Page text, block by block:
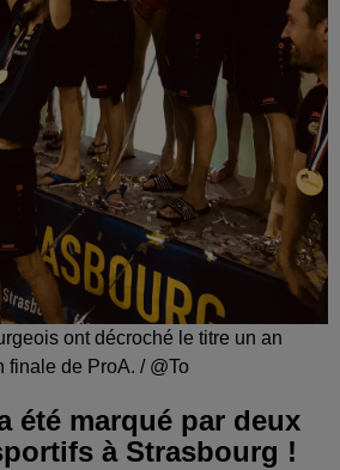
ont décroché le titre un an
finale de ProA. / @To
été marqué par deux
à Strasbourg !